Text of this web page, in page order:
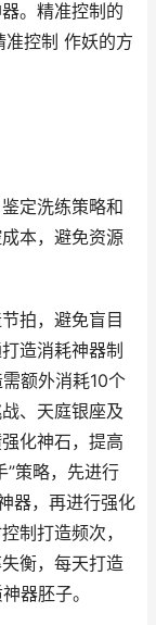
。精准控制的
准控制 作妖的方
定洗练策略和
本，避免资源
拍，避免盲目
造消耗神器制
额外消耗10个
、天庭银座及
化神石，提高
”策略，先进行
器，再进行强化
制打造频次，
衡，每天打造
器胚子。